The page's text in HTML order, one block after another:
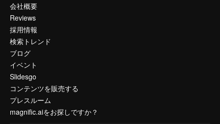
会社概要
Reviews
採用情報
検索トレンド
ブログ
イベント
Slidesgo
コンテンツを販売する
プレスルーム
magnific.aiをお探しですか？